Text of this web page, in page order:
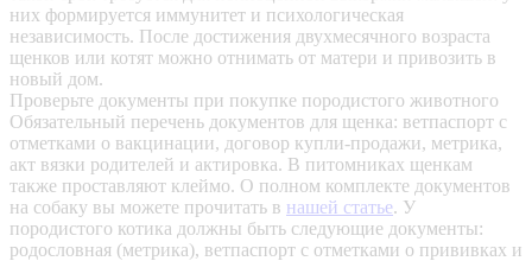
них формируется иммунитет и психологическая
независимость. После достижения двухмесячного возраста
щенков или котят можно отнимать от матери и привозить в
новый дом.
Проверьте документы при покупке породистого животного
Обязательный перечень документов для щенка: ветпаспорт с
отметками о вакцинации, договор купли-продажи, метрика,
акт вязки родителей и актировка. В питомниках щенкам
также проставляют клеймо. О полном комплекте документов
на собаку вы можете прочитать в нашей статье. У
породистого котика должны быть следующие документы:
родословная (метрика), ветпаспорт с отметками о прививках и